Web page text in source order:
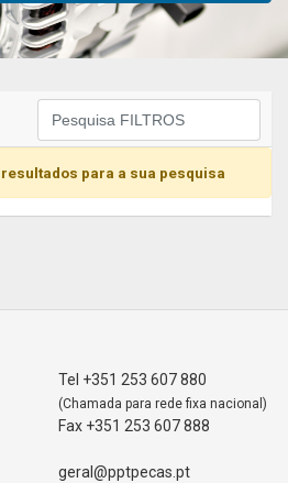
para a sua pesquisa
Tel +351 253 607 880
(Chamada para rede fixa nacional)
Fax +351 253 607 888
geral@pptpecas.pt